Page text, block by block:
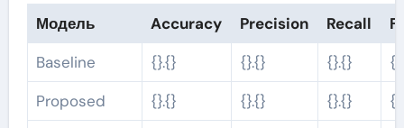
Модель Accuracy Precision Recall
F1
Baseline
{}.{} {}.{} {}.{}
Proposed
{}.{} {}.{} {}.{}